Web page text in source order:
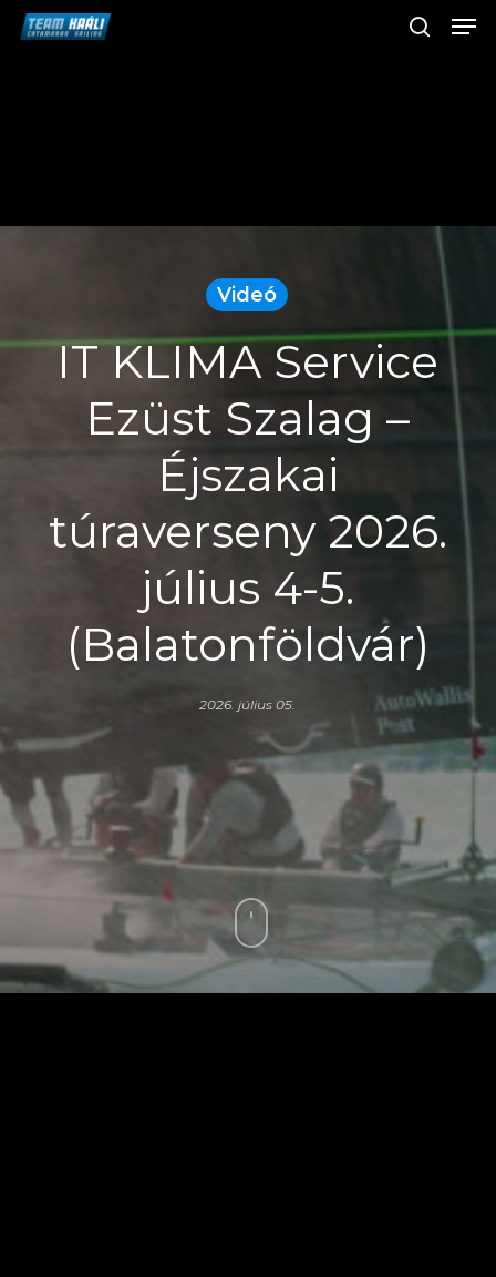
Skip
Videó
IT KLIMA Service
Ezüst Szalag –
Éjszakai
túraverseny 2026.
július 4-5.
(Balatonföldvár)
2026. július 05.